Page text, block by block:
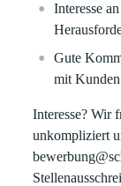
Interesse
Gute
mit Kunden
Interesse? Wir
unkompliziert